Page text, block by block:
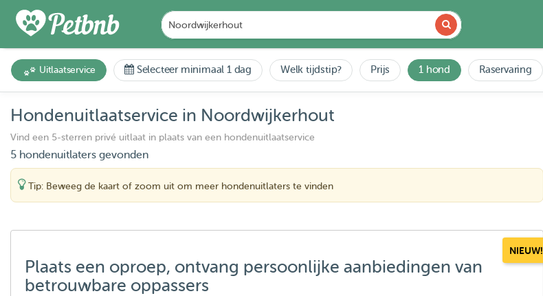
Uitlaatservice Selecteer minimaal 1 dag Welk tijdstip? Prijs 1 hond Raservaring
Hondenuitlaatservice in Noordwijkerhout
Vind een 5-sterren privé uitlaat in plaats van een hondenuitlaatservice
5 hondenuitlaters gevonden
Tip: Beweeg de kaart of zoom uit om meer hondenuitlaters te vinden
NIEUW!
Plaats een oproep, ontvang persoonlijke aanbiedingen van
betrouwbare oppassers